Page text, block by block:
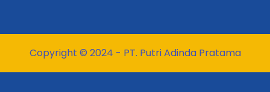
Copyright © 2024 - PT. Putri Adinda Pratama